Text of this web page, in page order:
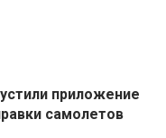
приложение
самолетов